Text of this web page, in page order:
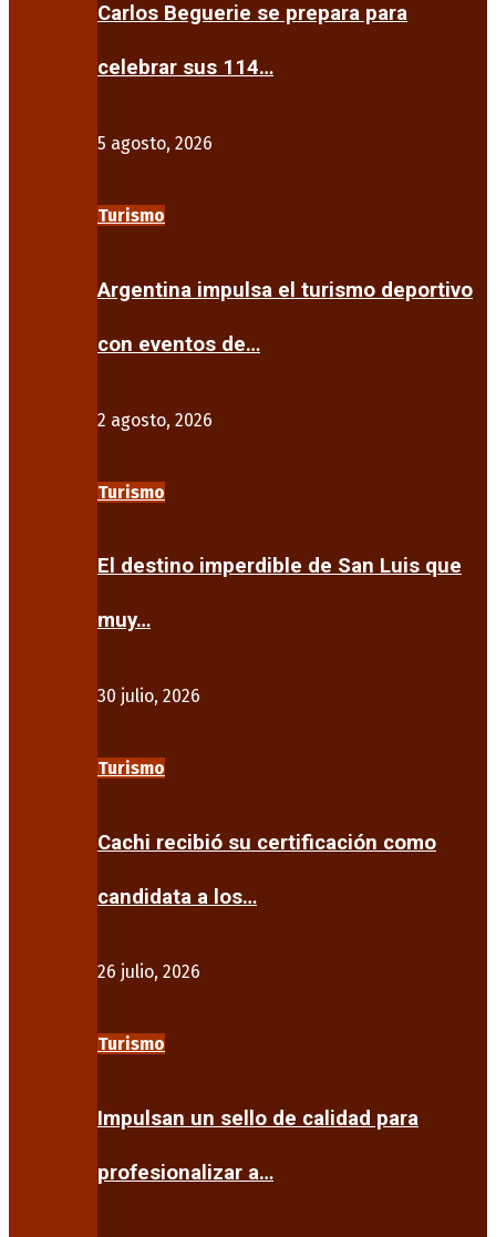
Carlos Beguerie se prepara para
celebrar sus 114…
5 agosto, 2026
Turismo
Argentina impulsa el turismo deportivo
con eventos de…
2 agosto, 2026
Turismo
El destino imperdible de San Luis que
muy…
30 julio, 2026
Turismo
Cachi recibió su certificación como
candidata a los…
26 julio, 2026
Turismo
Impulsan un sello de calidad para
profesionalizar a…